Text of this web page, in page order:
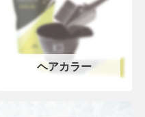
ヘアカラー